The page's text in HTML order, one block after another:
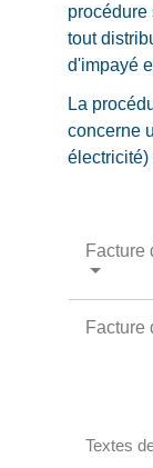
procédure
tout
d'impayé
La
concerne
électricité)
Facture
Facture
Textes